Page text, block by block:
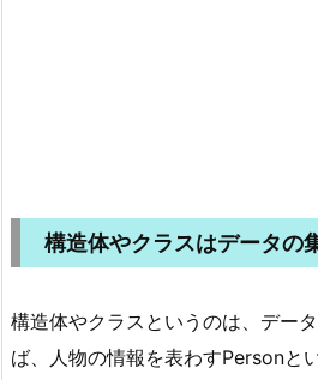
構造体やクラスはデータの
構造体やクラスというのは、デー
ば、人物の情報を表わすPersonと